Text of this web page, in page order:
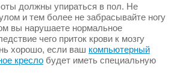
должны упираться в пол. Не
и тем более не забрасывайте ногу
вы нарушаете нормальное
чего приток крови к мозгу
хорошо, если ваш компьютерный
кресло будет иметь специальную